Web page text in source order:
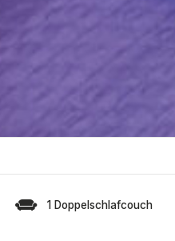
1 Doppelschlafcouch